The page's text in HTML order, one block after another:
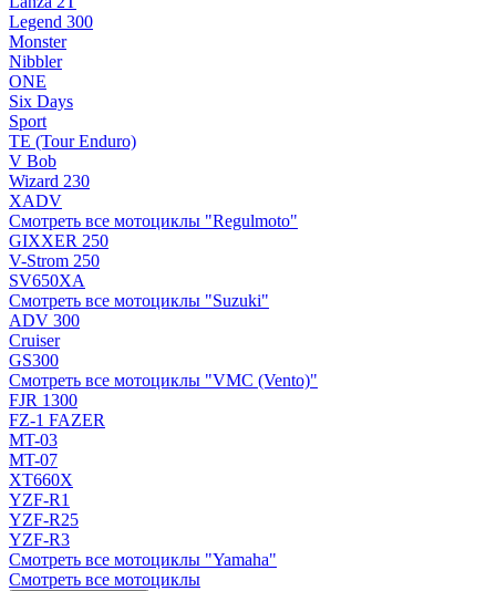
Legend 300
Monster
Nibbler
ONE
Six Days
Sport
TE (Tour Enduro)
V Bob
Wizard 230
XADV
Смотреть все мотоциклы "Regulmoto"
GIXXER 250
V-Strom 250
SV650XA
Смотреть все мотоциклы "Suzuki"
ADV 300
Cruiser
GS300
Смотреть все мотоциклы "VMC (Vento)"
FJR 1300
FZ-1 FAZER
MT-03
MT-07
XT660X
YZF-R1
YZF-R25
YZF-R3
Смотреть все мотоциклы "Yamaha"
Смотреть все мотоциклы